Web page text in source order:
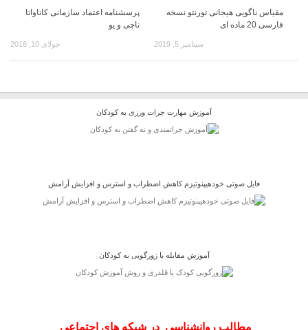
پرسشنامه اعتماد سازمانی كاناواتا
ناچی و يو
جولای 10, 2018
مقیاس ناگویی هیجانی تورنتو نسخه
فارسی 20 ماده ای
سپتامبر 5, 2019
آموزش مقابله با زورگویی به کودکان
فایل صوتی خودهیپنوتیزم کاهش اضطراب و استرس و افزایش آرامش
آموزش مهارت جرات ورزی به کودکان
مطالب روانشناسی در شبکه های اجتماعی